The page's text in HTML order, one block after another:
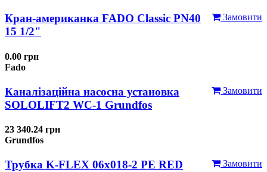
Замовити
Кран-американка FADO Classic PN40
15 1/2"
0.00 грн
Fado
Замовити
Каналізаційна насосна установка
SOLOLIFT2 WC-1 Grundfos
23 340.24 грн
Grundfos
Замовити
Трубка K-FLEX 06x018-2 РЕ RED